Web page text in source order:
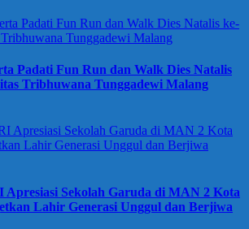
Padati Fun Run dan Walk Dies Natalis
Tribhuwana Tunggadewi Malang
Apresiasi Sekolah Garuda di MAN 2 Kota
Lahir Generasi Unggul dan Berjiwa